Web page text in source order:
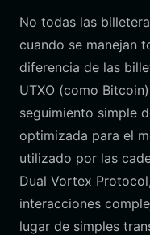
No todas las
cuando se manejan
diferencia de las
UTXO (como
seguimiento simple
optimizada para el
utilizado por las
Dual Vortex
interacciones
lugar de simples